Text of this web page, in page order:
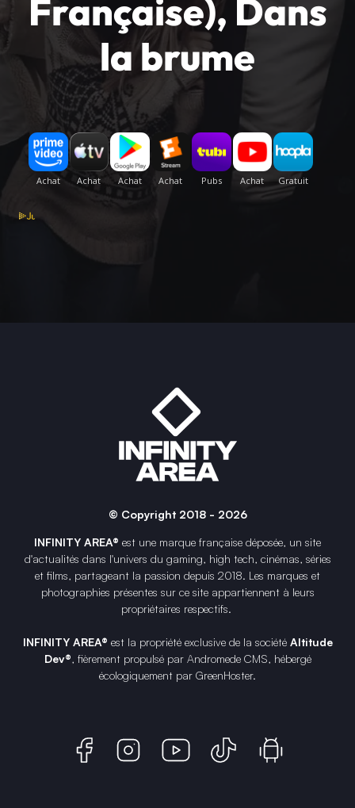
Française), Dans
la brume
© Copyright 2018 - 2026
INFINITY AREA® est une marque française déposée, un site
d'actualités dans l'univers du gaming, high tech, cinémas, séries
et films, partageant la passion depuis 2018. Les marques et
photographies présentes sur ce site appartiennent à leurs
propriétaires respectifs.
INFINITY AREA® est la propriété exclusive de la société Altitude
Dev®, fièrement propulsé par Andromede CMS, hébergé
écologiquement par GreenHoster.